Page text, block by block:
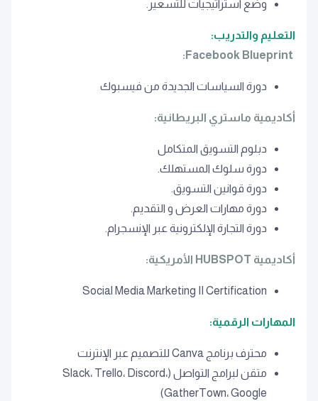
وﺿﻊ اﺳﺘﺮاﺗﻴﺠﻴﺎت ﻟﻠﺘﺴﻌﻴﺮ.
التعليم والتدريب:
Facebook Blueprint:
دورة اﻟﺴﻴﺎﺳﺎت اﻟﺠﺪﻳﺪة ﻣﻦ ﻓﻴﺴﺒﻮك
أكاديمية ماستري البريطانية:
دبلوم التسويق المتكامل
دورة ﺳﻠﻮك اﻟﻤﺴﺘﻬﻠﻚ.
دورة ﻗﻮاﻧﻴﻦ اﻟﺘﺴﻮﻳﻖ.
دورة ﻣﻬﺎرات اﻟﻌﺮض و اﻟﺘﻘﺪﻳﻢ.
دورة اﻟﺘﺠﺎرة اﻹﻟﻜﺘﺮوﻧﻴﺔ ﻋﺒﺮ اﻹﻧﺴﺠﺮام.
أكاديمية HUBSPOT الأمريكية:
Social Media Marketing II Certification
المهارات الرقمية:
محترف برنامج Canva للتصميم عبر الإنترنت
متقن لبرامج التواصل (Slack، Trello، Discord،
GatherTown، Google)